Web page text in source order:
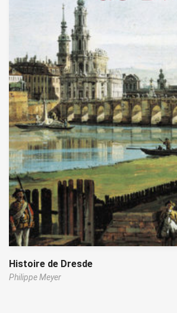
Histoire de Dresde
Philippe Meyer